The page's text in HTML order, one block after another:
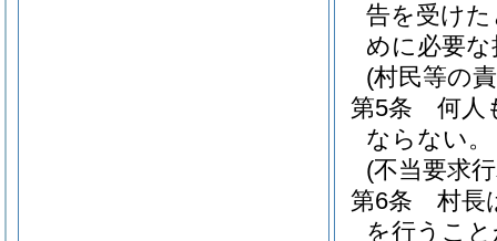
告を受け
めに必要
(村民等の
第5条
何人
ならない。
(不当要求
第6条
村長
を行うこ